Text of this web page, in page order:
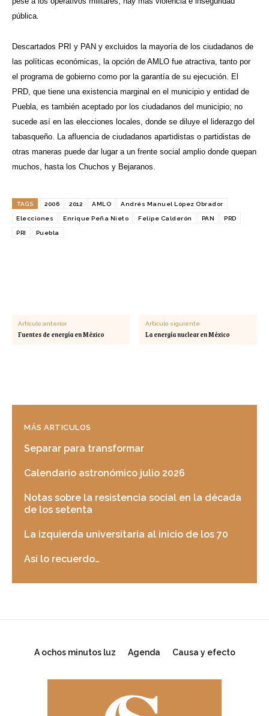
pública.
Descartados PRI y PAN y excluidos la mayoría de los ciudadanos de
las políticas económicas, la opción de AMLO fue atractiva, tanto por
el programa de gobierno como por la garantía de su ejecución. El
PRD, que tiene una existencia marginal en el municipio y entidad de
Puebla, es también aceptado por los ciudadanos del municipio; no
sucede así en las elecciones locales, donde se diluye el liderazgo del
tabasqueño. La afluencia de ciudadanos apartidistas o partidistas de
otras maneras puede dar lugar a un frente social amplio donde quepan
muchos, hasta los Chuchos y Bejaranos.
TAGS 2006 2012 AMLO Andrés Manuel López Obrador
Elecciones Enrique Peña Nieto Felipe Calderón PAN PRD
PRI Puebla
Artículo anterior
Fuentes de energía en México
Artículo siguiente
La energía nuclear en México
MÁS ARTICULOS
Separar para transformar
Calendario astronómico julio 2026
Notas sobre la resistencia social en la década
de los setenta
La izquierda universitaria al inicio de los 70
Así lo recuerdo…
A ochos minutos luz Agenda Causa y efecto